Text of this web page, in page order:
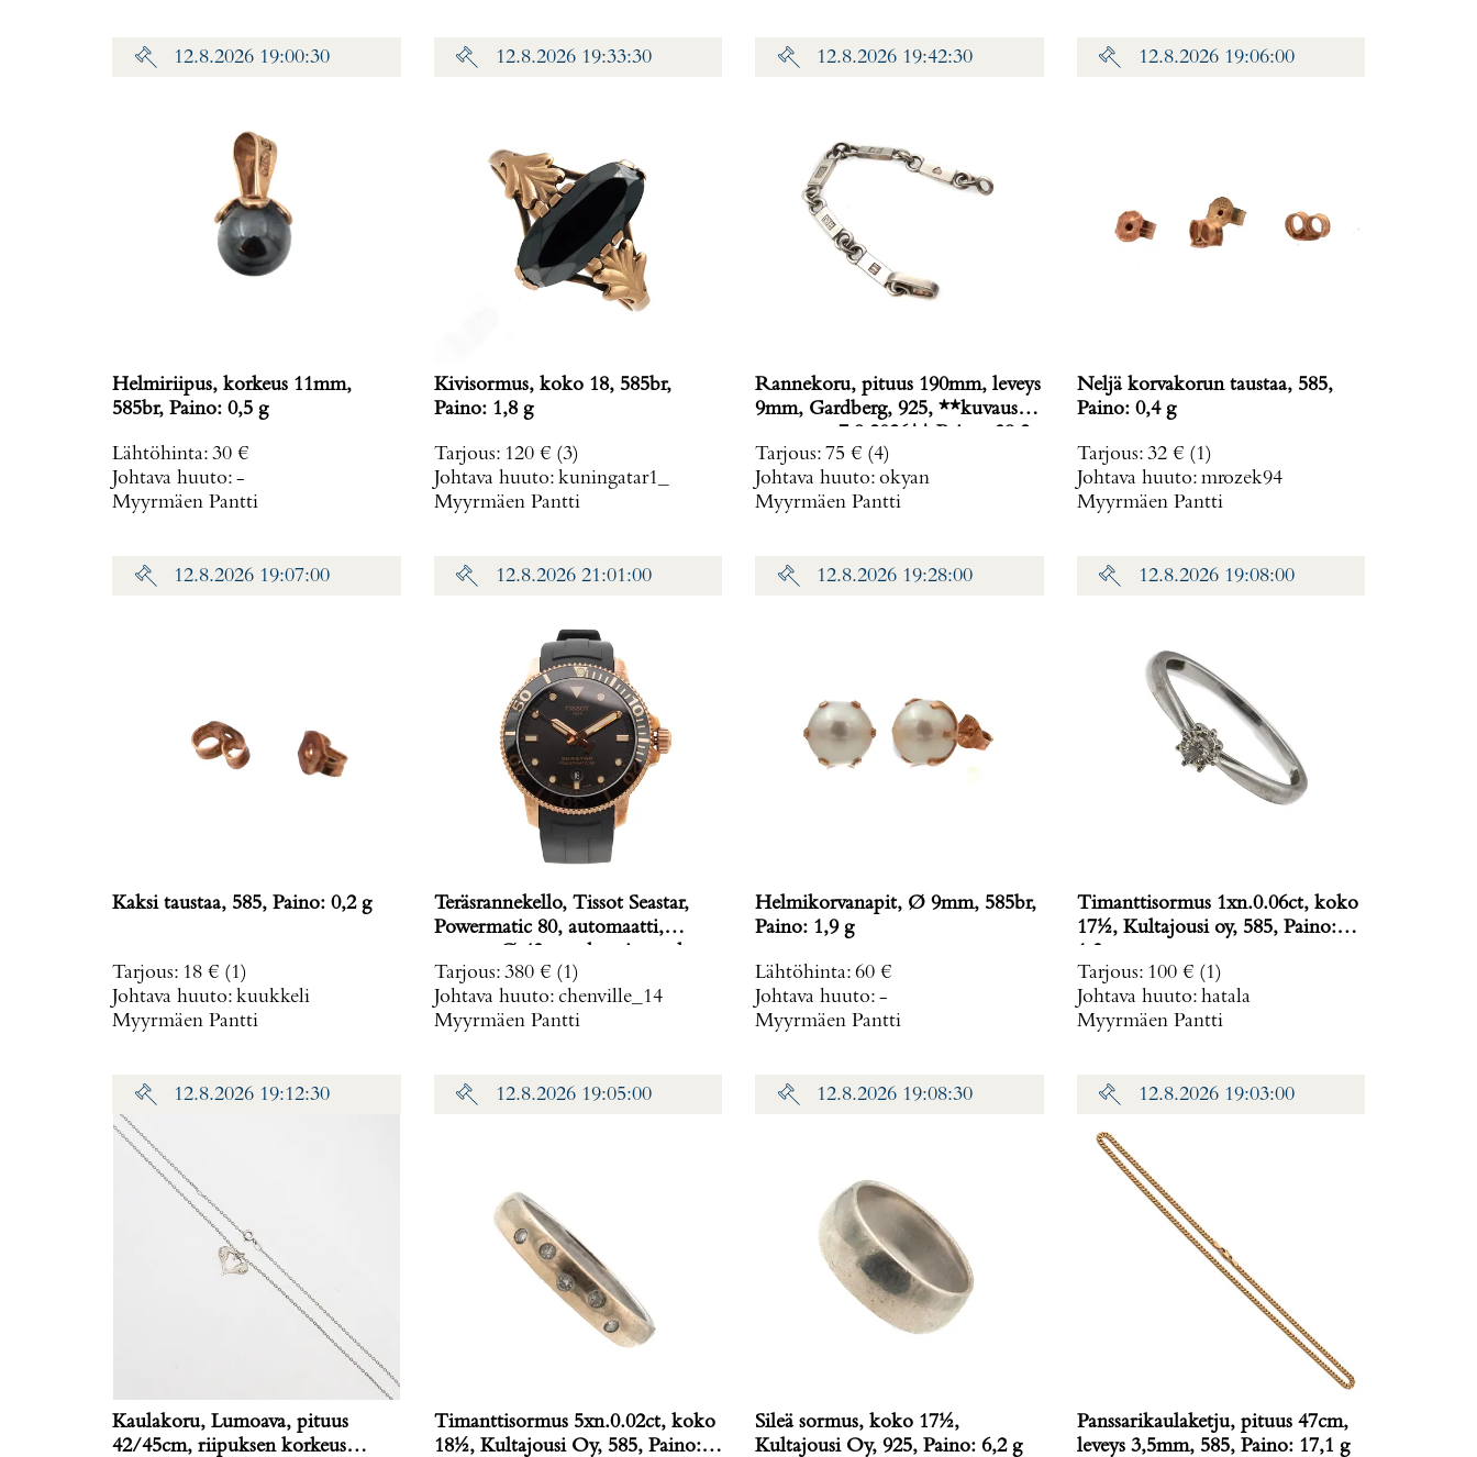
12.8.2026 19:00:30
Helmiriipus, korkeus 11mm,
585br, Paino: 0,5 g
Lähtöhinta: 30 €
Johtava huuto: -
Myyrmäen Pantti
12.8.2026 19:33:30
Kivisormus, koko 18, 585br,
Paino: 1,8 g
Tarjous: 120 € (3)
Johtava huuto: kuningatar1_
Myyrmäen Pantti
12.8.2026 19:42:30
Rannekoru, pituus 190mm, leveys
9mm, Gardberg, 925, **kuvausta
g
Tarjous: 75 € (4)
Johtava huuto: okyan
Myyrmäen Pantti
12.8.2026 19:06:00
Neljä korvakorun taustaa, 585,
Paino: 0,4 g
Tarjous: 32 € (1)
Johtava huuto: mrozek94
Myyrmäen Pantti
12.8.2026 19:07:00
Kaksi taustaa, 585, Paino: 0,2 g
Tarjous: 18 € (1)
Johtava huuto: kuukkeli
Myyrmäen Pantti
12.8.2026 21:01:00
Teräsrannekello, Tissot Seastar,
Powermatic 80, automaatti,
ref. T120407A,
Tarjous: 380 € (1)
Johtava huuto: chenville_14
Myyrmäen Pantti
12.8.2026 19:28:00
Helmikorvanapit, Ø 9mm, 585br,
Paino: 1,9 g
Lähtöhinta: 60 €
Johtava huuto: -
Myyrmäen Pantti
12.8.2026 19:08:00
Timanttisormus 1xn.0.06ct, koko
17½, Kultajousi oy, 585, Paino:
Tarjous: 100 € (1)
Johtava huuto: hatala
Myyrmäen Pantti
12.8.2026 19:12:30
Kaulakoru, Lumoava, pituus
42/45cm, riipuksen korkeus
12.8.2026 19:05:00
Timanttisormus 5xn.0.02ct, koko
18½, Kultajousi Oy, 585, Paino:
12.8.2026 19:08:30
Sileä sormus, koko 17½,
Kultajousi Oy, 925, Paino: 6,2 g
12.8.2026 19:03:00
Panssarikaulaketju, pituus 47cm,
leveys 3,5mm, 585, Paino: 17,1 g